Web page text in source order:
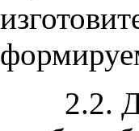
2.2. Для